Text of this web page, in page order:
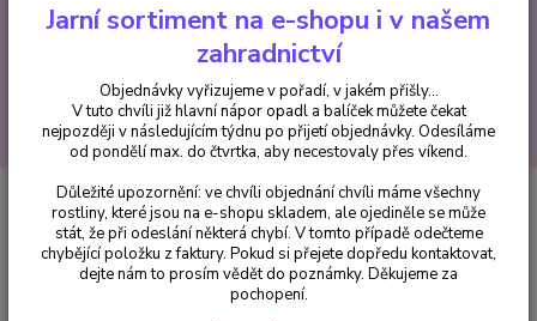
Hledat
Balkónové rostliny Impantiens New Guinea (Balzamína) - 1 ks
Impantiens New Guinea
(Balzamína) - 1 ks
Jarní sortiment na e-shopu i v našem
zahradnictví
Objednávky vyřizujeme v pořadí, v jakém přišly...
V tuto chvíli již hlavní nápor opadl a balíček můžete čekat
nejpozději v následujícím týdnu po přijetí objednávky. Odesíláme
od pondělí max. do čtvrtka, aby necestovaly přes víkend.
Důležité upozornění: ve chvíli objednání chvíli máme všechny
rostliny, které jsou na e-shopu skladem, ale ojediněle se může
stát, že při odeslání některá chybí. V tomto případě odečteme
chybějící položku z faktury. Pokud si přejete dopředu kontaktovat,
dejte nám to prosím vědět do poznámky. Děkujeme za
pochopení.